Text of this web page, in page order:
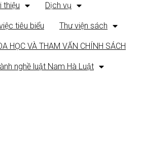
thiệu Dịch vụ
tiêu biểu Thư viện sách
HỌC VÀ THAM VẤN CHÍNH SÁCH
nghề luật Nam Hà Luật